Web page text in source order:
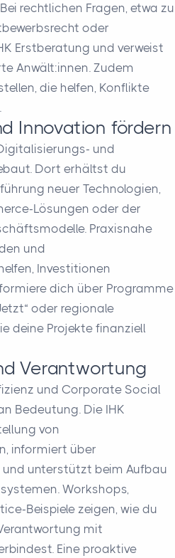
rechtlichen Fragen, etwa zu
oder
Erstberatung und verweist
Anwält:innen. Zudem
die helfen, Konflikte
Innovation fördern
und
Dort erhältst du
neuer Technologien,
Lösungen oder der
Praxisnahe
und
Investitionen
dich über Programme
oder regionale
deine Projekte finanziell
Verantwortung
und Corporate Social
Bedeutung. Die IHK
von
informiert über
unterstützt beim Aufbau
Workshops,
Beispiele zeigen, wie du
mit
Eine proaktive